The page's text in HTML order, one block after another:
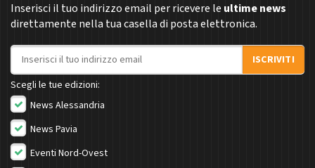
Inserisci il tuo indirizzo email per ricevere le ultime news
direttamente nella tua casella di posta elettronica.
Indirizzo email
ISCRIVITI
Scegli le tue edizioni:
News Alessandria
News Pavia
Eventi Nord-Ovest